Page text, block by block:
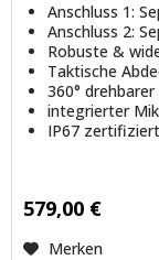
Anschluss 1:
Anschluss 2:
Robuste &
Taktische
360°
integrierter
IP67 zertifiziert
579,00 €
Merken